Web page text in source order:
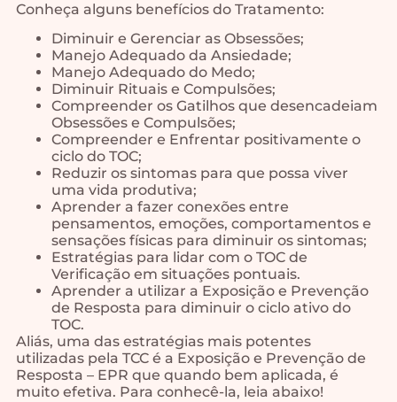
Conheça alguns benefícios do Tratamento:
Diminuir e Gerenciar as Obsessões;
Manejo Adequado da Ansiedade;
Manejo Adequado do Medo;
Diminuir Rituais e Compulsões;
Compreender os Gatilhos que desencadeiam
Obsessões e Compulsões;
Compreender e Enfrentar positivamente o
ciclo do TOC;
Reduzir os sintomas para que possa viver
uma vida produtiva;
Aprender a fazer conexões entre
pensamentos, emoções, comportamentos e
sensações físicas para diminuir os sintomas;
Estratégias para lidar com o TOC de
Verificação em situações pontuais.
Aprender a utilizar a Exposição e Prevenção
de Resposta para diminuir o ciclo ativo do
TOC.
Aliás, uma das estratégias mais potentes
utilizadas pela TCC é a Exposição e Prevenção de
Resposta – EPR que quando bem aplicada, é
muito efetiva. Para conhecê-la, leia abaixo!